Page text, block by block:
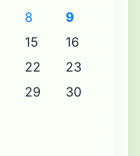
8
9
15
16
22
23
29
30